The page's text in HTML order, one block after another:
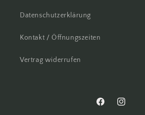
Datenschutzerklärung
Kontakt / Öffnungszeiten
Vertrag widerrufen
FacebookInstagram